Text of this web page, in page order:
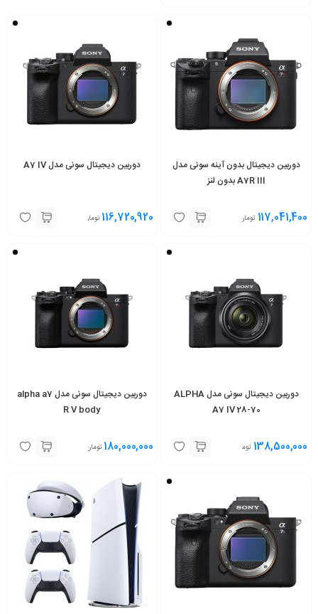
دوربین دیجیتال بدون آینه سونی مدل
A7R III بدون لنز
117,041,400 تومان
دوربین دیجیتال سونی مدل A7 IV
116,720,920 تومان
دوربین دیجیتال سونی مدل ALPHA
A7 IV 28-70
138,500,000 تومان
دوربین دیجیتال سونی مدل alpha a7
R V body
180,000,000 تومان